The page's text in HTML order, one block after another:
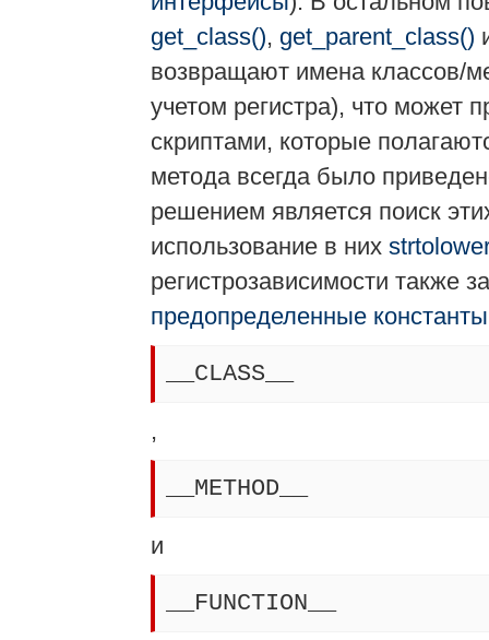
get_class(), get_parent_class()
возвращают имена классов/
учетом регистра), что может
скриптами, которые
метода всегда было
решением является поиск
использование в них
регистрозависимости также
предопределенные константы
__CLASS__
,
__METHOD__
и
__FUNCTION__